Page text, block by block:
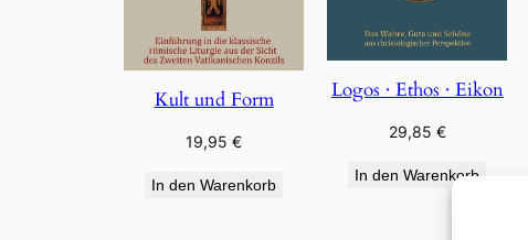
Kult und Form
19,95€
In den Warenkorb
Logos · Ethos · Eikon
29,85 €
In den Warenkorb